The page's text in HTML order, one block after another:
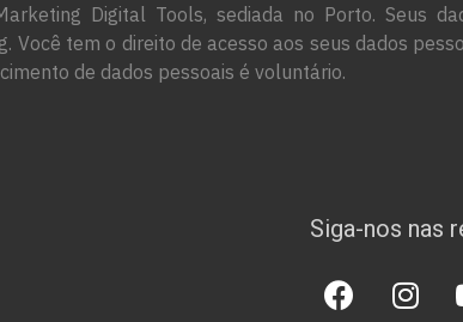
Digital Tools, sediada no Porto. Seus
tem o direito de acesso aos seus dados
de dados pessoais é voluntário.
Siga-nos nas